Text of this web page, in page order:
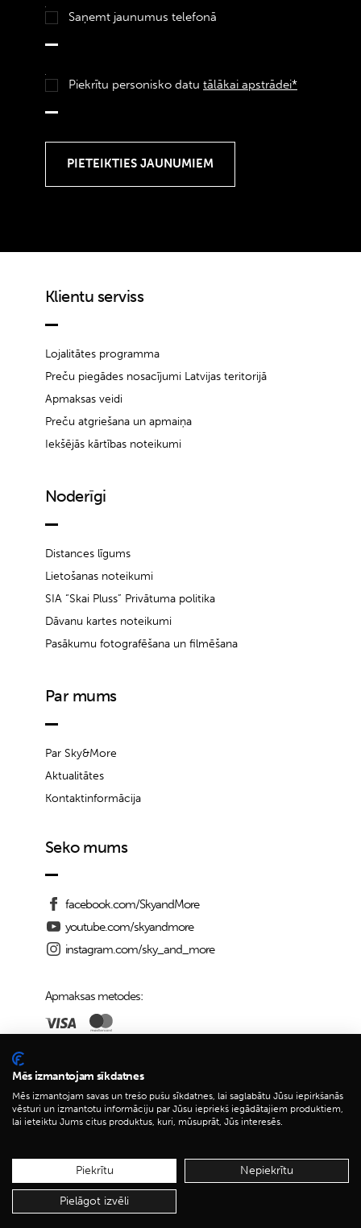
Saņemt jaunumus telefonā
Piekrītu personisko datu tālākai apstrādei*
Klientu serviss
Lojalitātes programma
Preču piegādes nosacījumi Latvijas teritorijā
Apmaksas veidi
Preču atgriešana un apmaiņa
Iekšējās kārtības noteikumi
Noderīgi
Distances līgums
Lietošanas noteikumi
SIA “Skai Pluss” Privātuma politika
Dāvanu kartes noteikumi
Pasākumu fotografēšana un filmēšana
Par mums
Par Sky&More
Aktualitātes
Kontaktinformācija
Seko mums
facebook.com/SkyandMore
youtube.com/skyandmore
instagram.com/sky_and_more
Apmaksas metodes:
Piegādes iespējas:
Mēs izmantojam sīkdatnes
Mēs izmantojam savas un trešo pušu sīkdatnes, lai saglabātu Jūsu iepirkšanās
vēsturi un izmantotu informāciju par Jūsu iepriekš iegādātajiem produktiem,
lai ieteiktu Jums citus produktus, kuri, mūsuprāt, Jūs interesēs.
Piekrītu Nepiekrītu
Pielāgot izvēli